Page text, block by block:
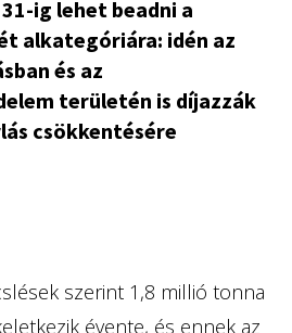
ig lehet beadni a
alkategóriára: idén az
és az
területén is díjazzák
csökkentésére
szerint 1,8 millió tonna
évente, és ennek az